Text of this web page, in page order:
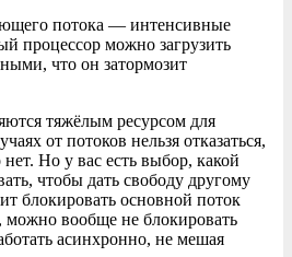
потока — интенсивные
процессор можно загрузить
что он затормозит
тяжёлым ресурсом для
от потоков нельзя отказаться,
Но у вас есть выбор, какой
чтобы дать свободу другому
блокировать основной поток
вообще не блокировать
асинхронно, не мешая